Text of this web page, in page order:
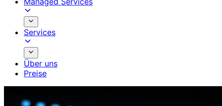
Services
Über uns
Preise